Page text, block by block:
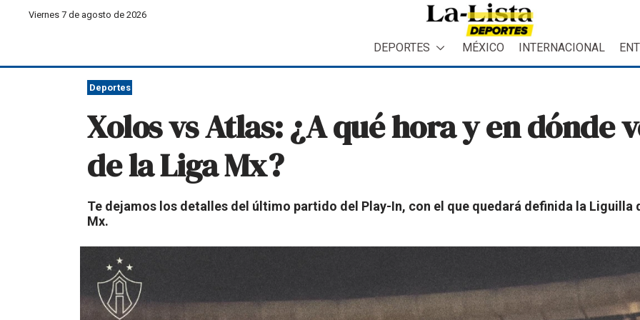
Viernes 7 de agosto de 2026
DEPORTES MÉXICO INTERNACIONAL
Deportes
Xolos vs Atlas: ¿A qué hora y en dónde
de la Liga Mx?
Te dejamos los detalles del último partido del Play-In, con el que quedará definida la Liguilla
Mx.